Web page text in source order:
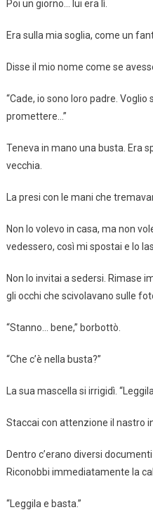
Poi un giorno… lui era lì.
Era sulla mia soglia, come un
Disse il mio nome come se
“Cade, io sono loro padre.
promettere…”
Teneva in mano una busta. Era
vecchia.
La presi con le mani che
Non lo volevo in casa, ma non
vedessero, così mi spostai e lo
Non lo invitai a sedersi. Rimase
gli occhi che scivolavano sulle
“Stanno… bene,” borbottò.
“Che c’è nella busta?”
La sua mascella si irrigidì.
Staccai con attenzione il nastro
Dentro c’erano diversi
Riconobbi immediatamente la
“Leggila e basta.”